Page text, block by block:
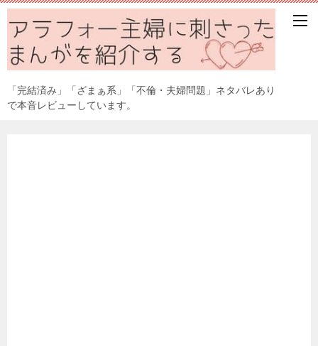
「完結済み」「ざまぁ系」「不倫・夫婦問題」ネタバレあり
で本音レビューしています。